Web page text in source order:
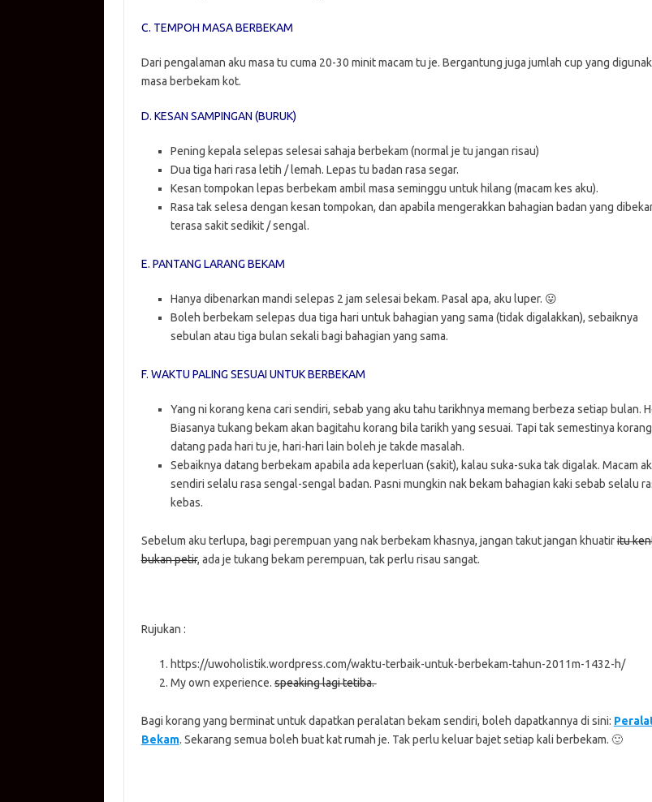
C. TEMPOH MASA BERBEKAM
Dari pengalaman aku masa tu cuma 20-30 minit macam tu je. Bergantung juga jumlah cup yang
masa berbekam kot.
D. KESAN SAMPINGAN (BURUK)
Pening kepala selepas selesai sahaja berbekam (normal je tu jangan risau)
Dua tiga hari rasa letih / lemah. Lepas tu badan rasa segar.
Kesan tompokan lepas berbekam ambil masa seminggu untuk hilang (macam kes aku).
Rasa tak selesa dengan kesan tompokan, dan apabila mengerakkan bahagian badan yang
terasa sakit sedikit / sengal.
E. PANTANG LARANG BEKAM
Hanya dibenarkan mandi selepas 2 jam selesai bekam. Pasal apa, aku luper. 😛
Boleh berbekam selepas dua tiga hari untuk bahagian yang sama (tidak digalakkan), sebaiknya
sebulan atau tiga bulan sekali bagi bahagian yang sama.
F. WAKTU PALING SESUAI UNTUK BERBEKAM
Yang ni korang kena cari sendiri, sebab yang aku tahu tarikhnya memang berbeza setiap bulan.
Biasanya tukang bekam akan bagitahu korang bila tarikh yang sesuai. Tapi tak semestinya korang
datang pada hari tu je, hari-hari lain boleh je takde masalah.
Sebaiknya datang berbekam apabila ada keperluan (sakit), kalau suka-suka tak digalak. Macam
sendiri selalu rasa sengal-sengal badan. Pasni mungkin nak bekam bahagian kaki sebab selalu
kebas.
Sebelum aku terlupa, bagi perempuan yang nak berbekam khasnya, jangan takut jangan khuatiritu
bukan petir, ada je tukang bekam perempuan, tak perlu risau sangat.
Rujukan :
https://uwoholistik.wordpress.com/waktu-terbaik-untuk-berbekam-tahun-2011m-1432-h/
My own experience.speaking lagi tetiba.
Bagi korang yang berminat untuk dapatkan peralatan bekam sendiri, boleh dapatkannya di sini:
Bekam. Sekarang semua boleh buat kat rumah je. Tak perlu keluar bajet setiap kali berbekam. 🙂